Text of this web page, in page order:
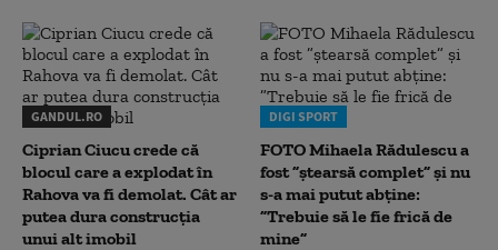
GANDUL.RO
Ciprian Ciucu crede că
blocul care a explodat în
Rahova va fi demolat. Cât ar
putea dura construcția
unui alt imobil
DIGI SPORT
FOTO Mihaela Rădulescu a
fost ”ștearsă complet” și nu
s-a mai putut abține:
”Trebuie să le fie frică de
mine”